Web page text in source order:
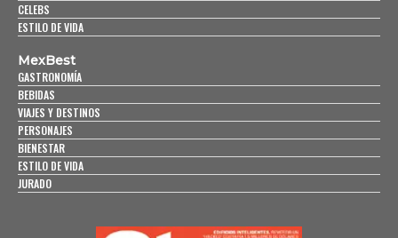
CELEBS
ESTILO DE VIDA
MexBest
GASTRONOMÍA
BEBIDAS
VIAJES Y DESTINOS
PERSONAJES
BIENESTAR
ESTILO DE VIDA
JURADO